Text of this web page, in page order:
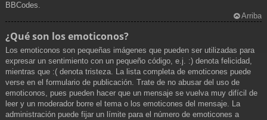
BBCodes.
Arriba
¿Qué son los emoticonos?
Los emoticonos son pequeñas imágenes que pueden ser utilizadas para
expresar un sentimiento con un pequeño código, e.j. :) denota felicidad,
mientras que :( denota tristeza. La lista completa de emoticones puede
verse en el formulario de publicación. Trate de no abusar del uso de
emoticonos, pues pueden hacer que un mensaje se vuelva muy difícil de
leer y un moderador borre el tema o los emoticones del mensaje. La
administración puede fijar un límite para el número de emoticones a